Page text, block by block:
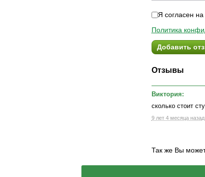
Я согласен
Политика
Добавить
Отзывы
Виктория:
сколько стоит
9 лет 4 месяца назад
Так же Вы